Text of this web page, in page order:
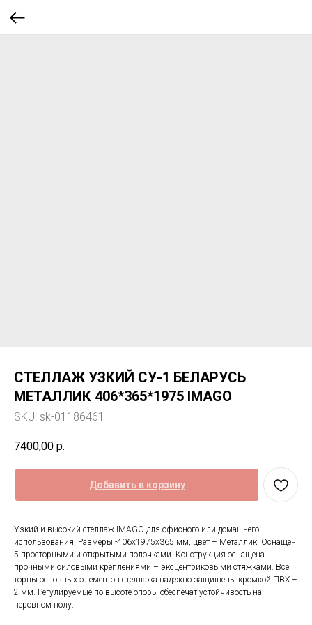
СТЕЛЛАЖ УЗКИЙ СУ-1 БЕЛАРУСЬ
МЕТАЛЛИК 406*365*1975 IMAGO
SKU: sk-01186461
7400,00 р.
Добавить в корзину
Узкий и высокий стеллаж IMAGO для офисного или домашнего
использования. Размеры -406х1975х365 мм, цвет – Металлик. Оснащен
5 просторными и открытыми полочками. Конструкция оснащена
прочными силовыми креплениями – эксцентриковыми стяжками. Все
торцы основных элементов стеллажа надежно защищены кромкой ПВХ –
2 мм. Регулируемые по высоте опоры обеспечат устойчивость на
неровном полу.